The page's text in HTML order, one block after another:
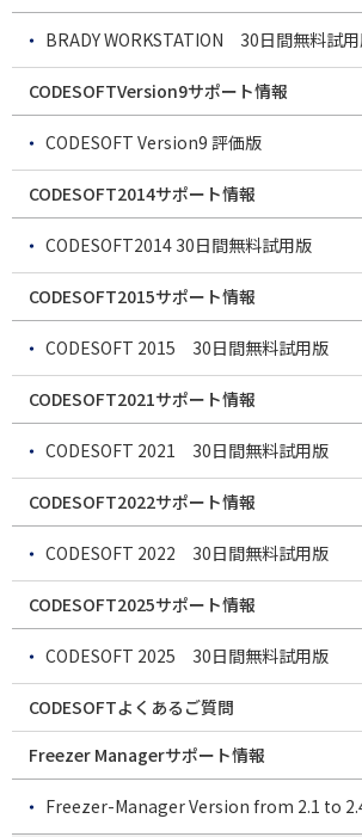
BRADY WORKSTATION 30日間無料試
CODESOFTVersion9サポート情報
CODESOFT Version9 評価版
CODESOFT2014サポート情報
CODESOFT2014 30日間無料試用版
CODESOFT2015サポート情報
CODESOFT 2015 30日間無料試用版
CODESOFT2021サポート情報
CODESOFT 2021 30日間無料試用版
CODESOFT2022サポート情報
CODESOFT 2022 30日間無料試用版
CODESOFT2025サポート情報
CODESOFT 2025 30日間無料試用版
CODESOFTよくあるご質問
Freezer Managerサポート情報
Freezer-Manager Version from 2.1 to